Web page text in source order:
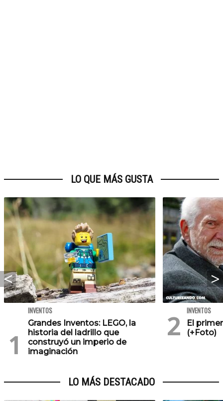
LO QUE MÁS GUSTA
INVENTOS
Grandes Inventos: LEGO, la
historia del ladrillo que
construyó un imperio de
imaginación
INVENTOS
El
(+Foto)
LO MÁS DESTACADO